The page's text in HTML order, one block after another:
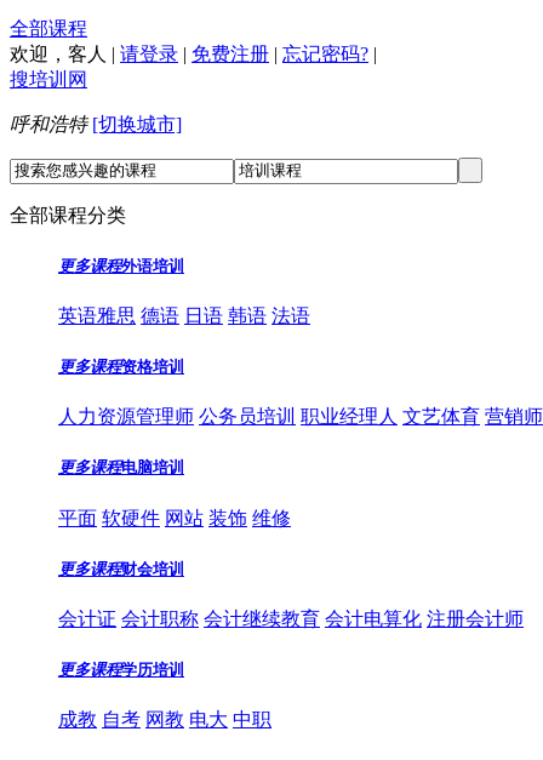
全部课程
欢迎， 客人 | 请登录 | 免费注册 | 忘记密码? |
搜培训网
呼和浩特 [切换城市]
全部课程分类
更多课程外语培训
英语雅思 德语 日语 韩语 法语
更多课程资格培训
人力资源管理师 公务员培训 职业经理人 文艺体育 营销
更多课程电脑培训
平面 软硬件 网站 装饰 维修
更多课程财会培训
会计证 会计职称 会计继续教育 会计电算化 注册会计师
更多课程学历培训
成教 自考 网教 电大 中职